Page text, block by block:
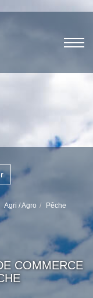
Agri / Agro Pêche
COMMERCE